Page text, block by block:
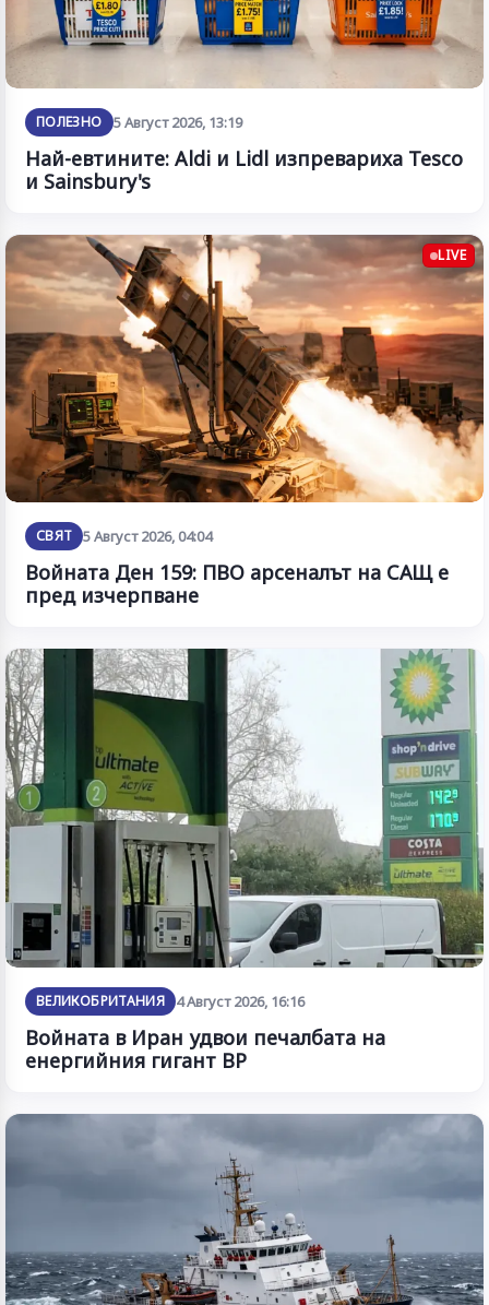
ПОЛЕЗНО 5 Август 2026, 13:19
Най-евтините: Aldi и Lidl изпревариха Tesco
и Sainsbury's
LIVE
СВЯТ 5 Август 2026, 04:04
Войната Ден 159: ПВО арсеналът на САЩ е
пред изчерпване
ВЕЛИКОБРИТАНИЯ 4 Август 2026, 16:16
Войната в Иран удвои печалбата на
енергийния гигант BP